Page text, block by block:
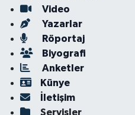
Video
Yazarlar
Röportaj
Biyografi
Anketler
Künye
İletişim
Servisler